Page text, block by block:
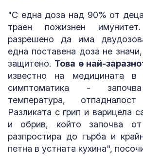
"С една доза над 90% от
траен пожизнен
разрешено да има
една поставена доза не
защитено. Това е най-
известно на медицината
симптоматика -
температура,
Разликата с грип и варицела
и обрив, който започва
разпростира до гърба и
петна в устната кухина",